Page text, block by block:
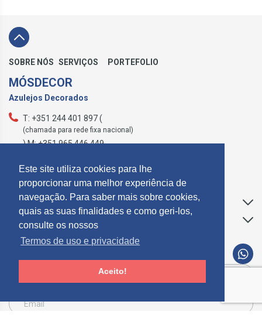
Este site utiliza cookies para lhe
proporcionar uma melhor experiência de
navegação. Para saber mais sobre cookies,
quais as suas finalidades e como geri-los,
consulte os nossos
Termos de uso e privacidade
Aceito!
SOBRE NÓS SERVIÇOS PORTEFOLIO
MÓSDECOR
Azulejos Decorados
T: +351 244 401 897 (
(chamada para rede fixa nacional)
) M: +351 965 446 449
Apoio ao Cliente
Informações
SUBCREVER NEWSLETTER